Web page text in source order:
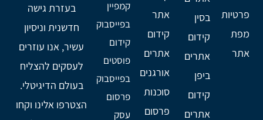
פרטיות
מפת
אתר
בסין
קידום
אתרים
ביפן
קידום
אתרים
אתר
קידום
אתרים
אורגנים
סוכנות
פרסום
קמפיין
בפייסבוק
קידום
פוסטים
בפייסבוק
פרסום
עסק
בעזרת גישה
חדשנית וניסיון
עשיר, אנו עוזרים
לעסקים להצליח
בעולם הדיגיטלי.
הצטרפו אלינו וקחו